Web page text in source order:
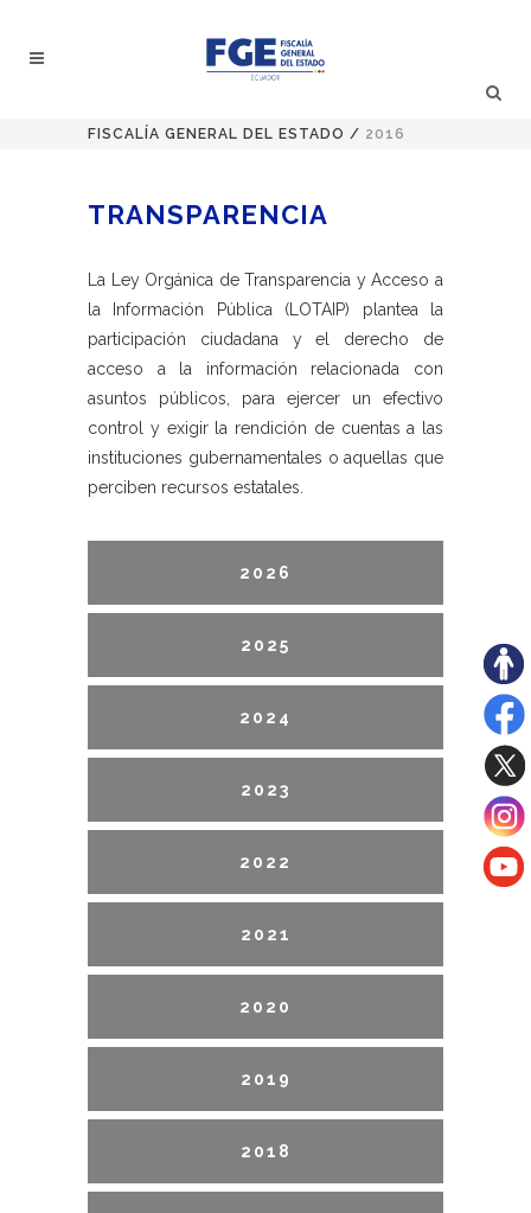
FISCALÍA GENERAL DEL ESTADO / 2016
TRANSPARENCIA
La Ley Orgánica de Transparencia y Acceso a
la Información Pública (LOTAIP) plantea la
participación ciudadana y el derecho de
acceso a la información relacionada con
asuntos públicos, para ejercer un efectivo
control y exigir la rendición de cuentas a las
instituciones gubernamentales o aquellas que
perciben recursos estatales.
2026
2025
2024
2023
2022
2021
2020
2019
2018